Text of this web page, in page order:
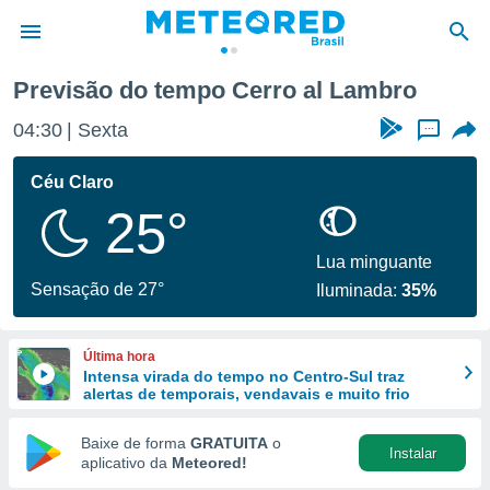
da
fornecidas
a este
das
e
forma
digital
Previsão do tempo Cerro al Lambro
04:30 Sexta ...
Céu Claro
25°
Sensação de 27°
Lua minguante
Iluminada:35%
Última hora
Intensa virada do tempo no Centro-Sul traz
alertas de temporais, vendavais e muito frio
Baixe de forma GRATUITA o
aplicativo da Meteored!
Instalar